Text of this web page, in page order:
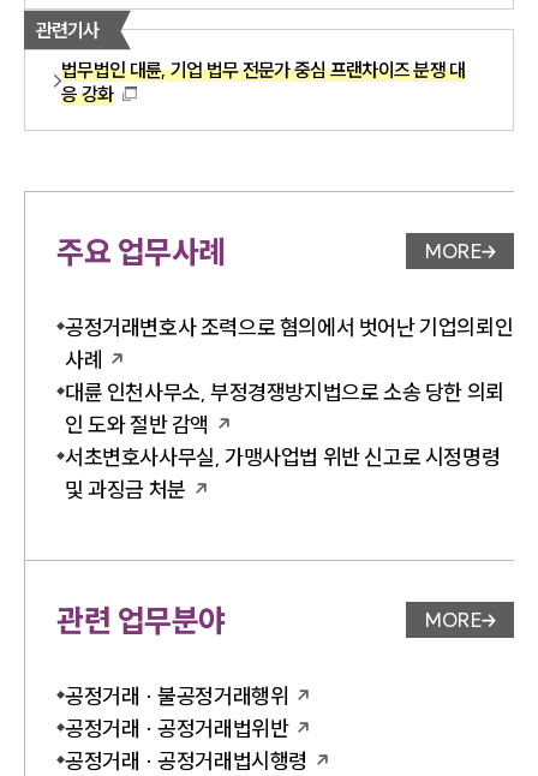
관련기사
법무법인 대륜, 기업 법무 전문가 중심 프랜차이즈 분쟁 대
응 강화
주요 업무사례 업무사례
MORE
공정거래변호사 조력으로 혐의에서 벗어난 기업의뢰인
사례
대륜 인천사무소, 부정경쟁방지법으로 소송 당한 의뢰
인 도와 절반 감액
서초변호사사무실, 가맹사업법 위반 신고로 시정명령
및 과징금 처분
관련 업무분야 업무분야
MORE
공정거래 · 불공정거래행위
공정거래 · 공정거래법위반
공정거래 · 공정거래법시행령